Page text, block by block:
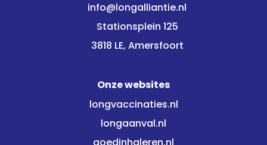
info@longalliantie.nl
Stationsplein 125
3818 LE, Amersfoort
Onze websites
longvaccinaties.nl
longaanval.nl